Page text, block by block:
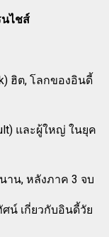
นไชส์
ฮิต, โลกของอินดี้
และผู้ใหญ่ ในยุค
าน, หลังภาค 3 จบ
น์ เกี่ยวกับอินดี้วัย